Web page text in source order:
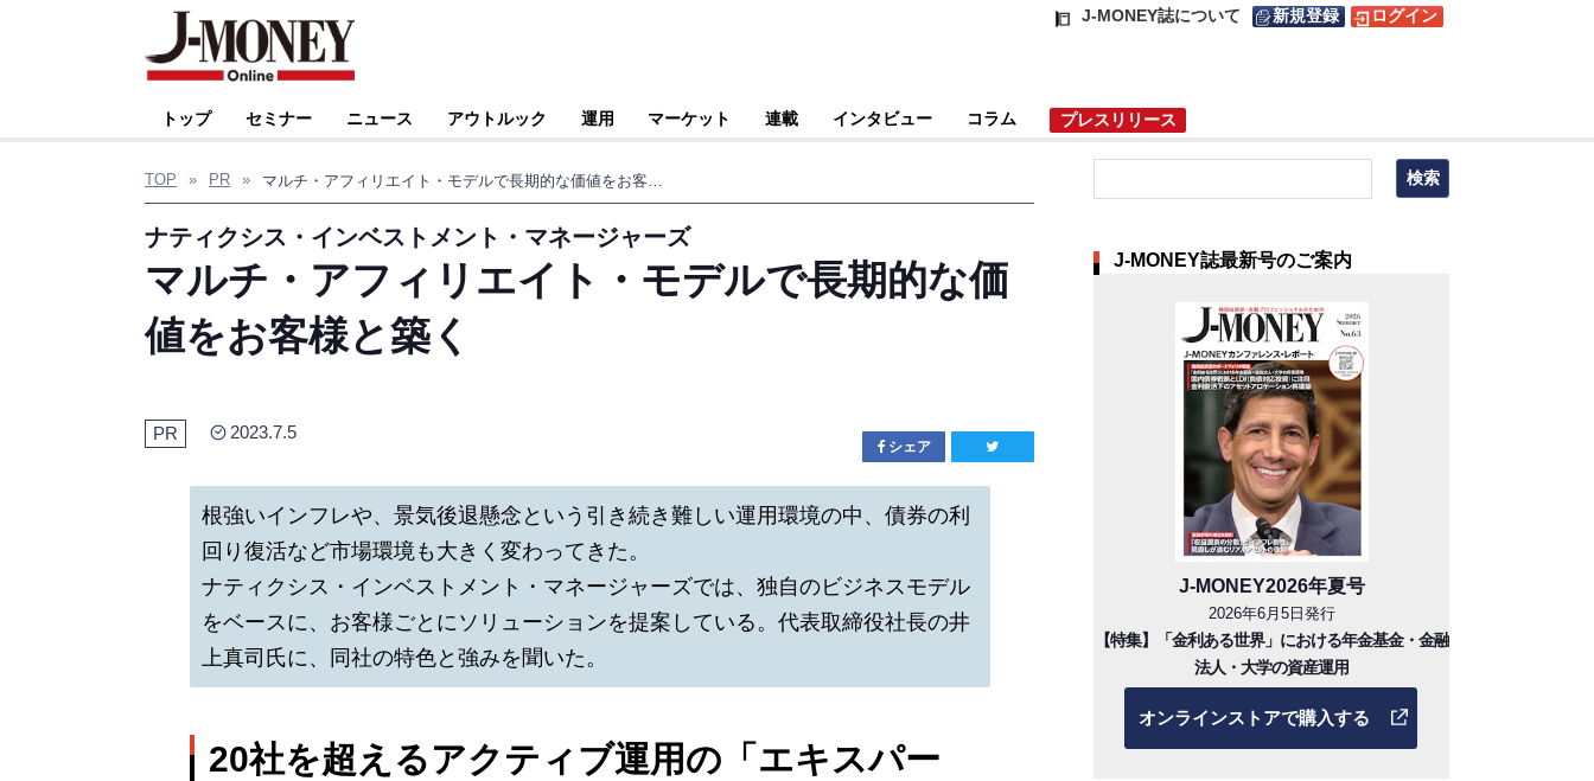
J-MONEY誌について 新規登録 ログイン
トップ セミナー ニュース アウトルック 運用 マーケット 連載 インタビュー コラム プレスリリース
TOP » PR » マルチ・アフィリエイト・モデルで長期的な価値をお客様と築く
ナティクシス・インベストメント・マネージャーズ
マルチ・アフィリエイト・モデルで長期的な価
値をお客様と築く
PR 2023.7.5
シェア
根強いインフレや、景気後退懸念という引き続き難しい運用環境の中、債券の利
回り復活など市場環境も大きく変わってきた。
ナティクシス・インベストメント・マネージャーズでは、独自のビジネスモデル
をベースに、お客様ごとにソリューションを提案している。代表取締役社長の井
上真司氏に、同社の特色と強みを聞いた。
20社を超えるアクティブ運用の「エキスパー
J-MONEY誌最新号のご案内
J-MONEY2026年夏号
2026年6月5日発行
【特集】「金利ある世界」における年金基金・金融
法人・大学の資産運用
オンラインストアで購入する